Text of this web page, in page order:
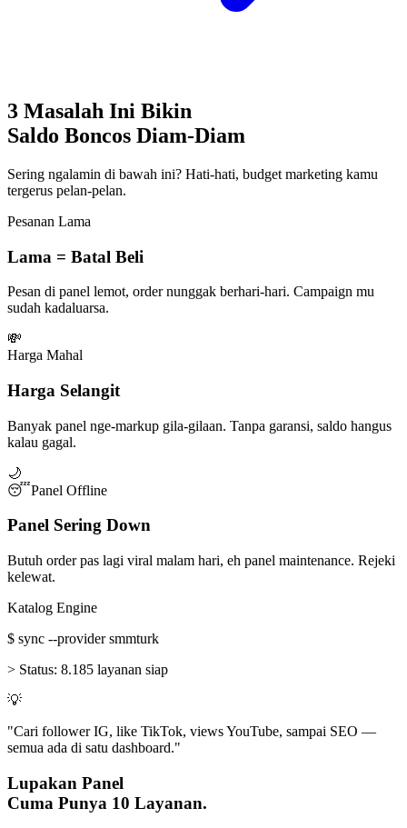
3 Masalah Ini Bikin
Saldo Boncos Diam-Diam
Sering ngalamin di bawah ini? Hati-hati, budget marketing kamu
tergerus pelan-pelan.
Pesanan Lama
Lama = Batal Beli
Pesan di panel lemot, order nunggak berhari-hari. Campaign mu
sudah kadaluarsa.
💸
Harga Mahal
Harga Selangit
Banyak panel nge-markup gila-gilaan. Tanpa garansi, saldo hangus
kalau gagal.
🌙
😴Panel Offline
Panel Sering Down
Butuh order pas lagi viral malam hari, eh panel maintenance. Rejeki
kelewat.
Katalog Engine
$ sync --provider smmturk
> Status: 8.185 layanan siap
💡
"Cari follower IG, like TikTok, views YouTube, sampai SEO —
semua ada di satu dashboard."
Lupakan Panel
Cuma Punya 10 Layanan.